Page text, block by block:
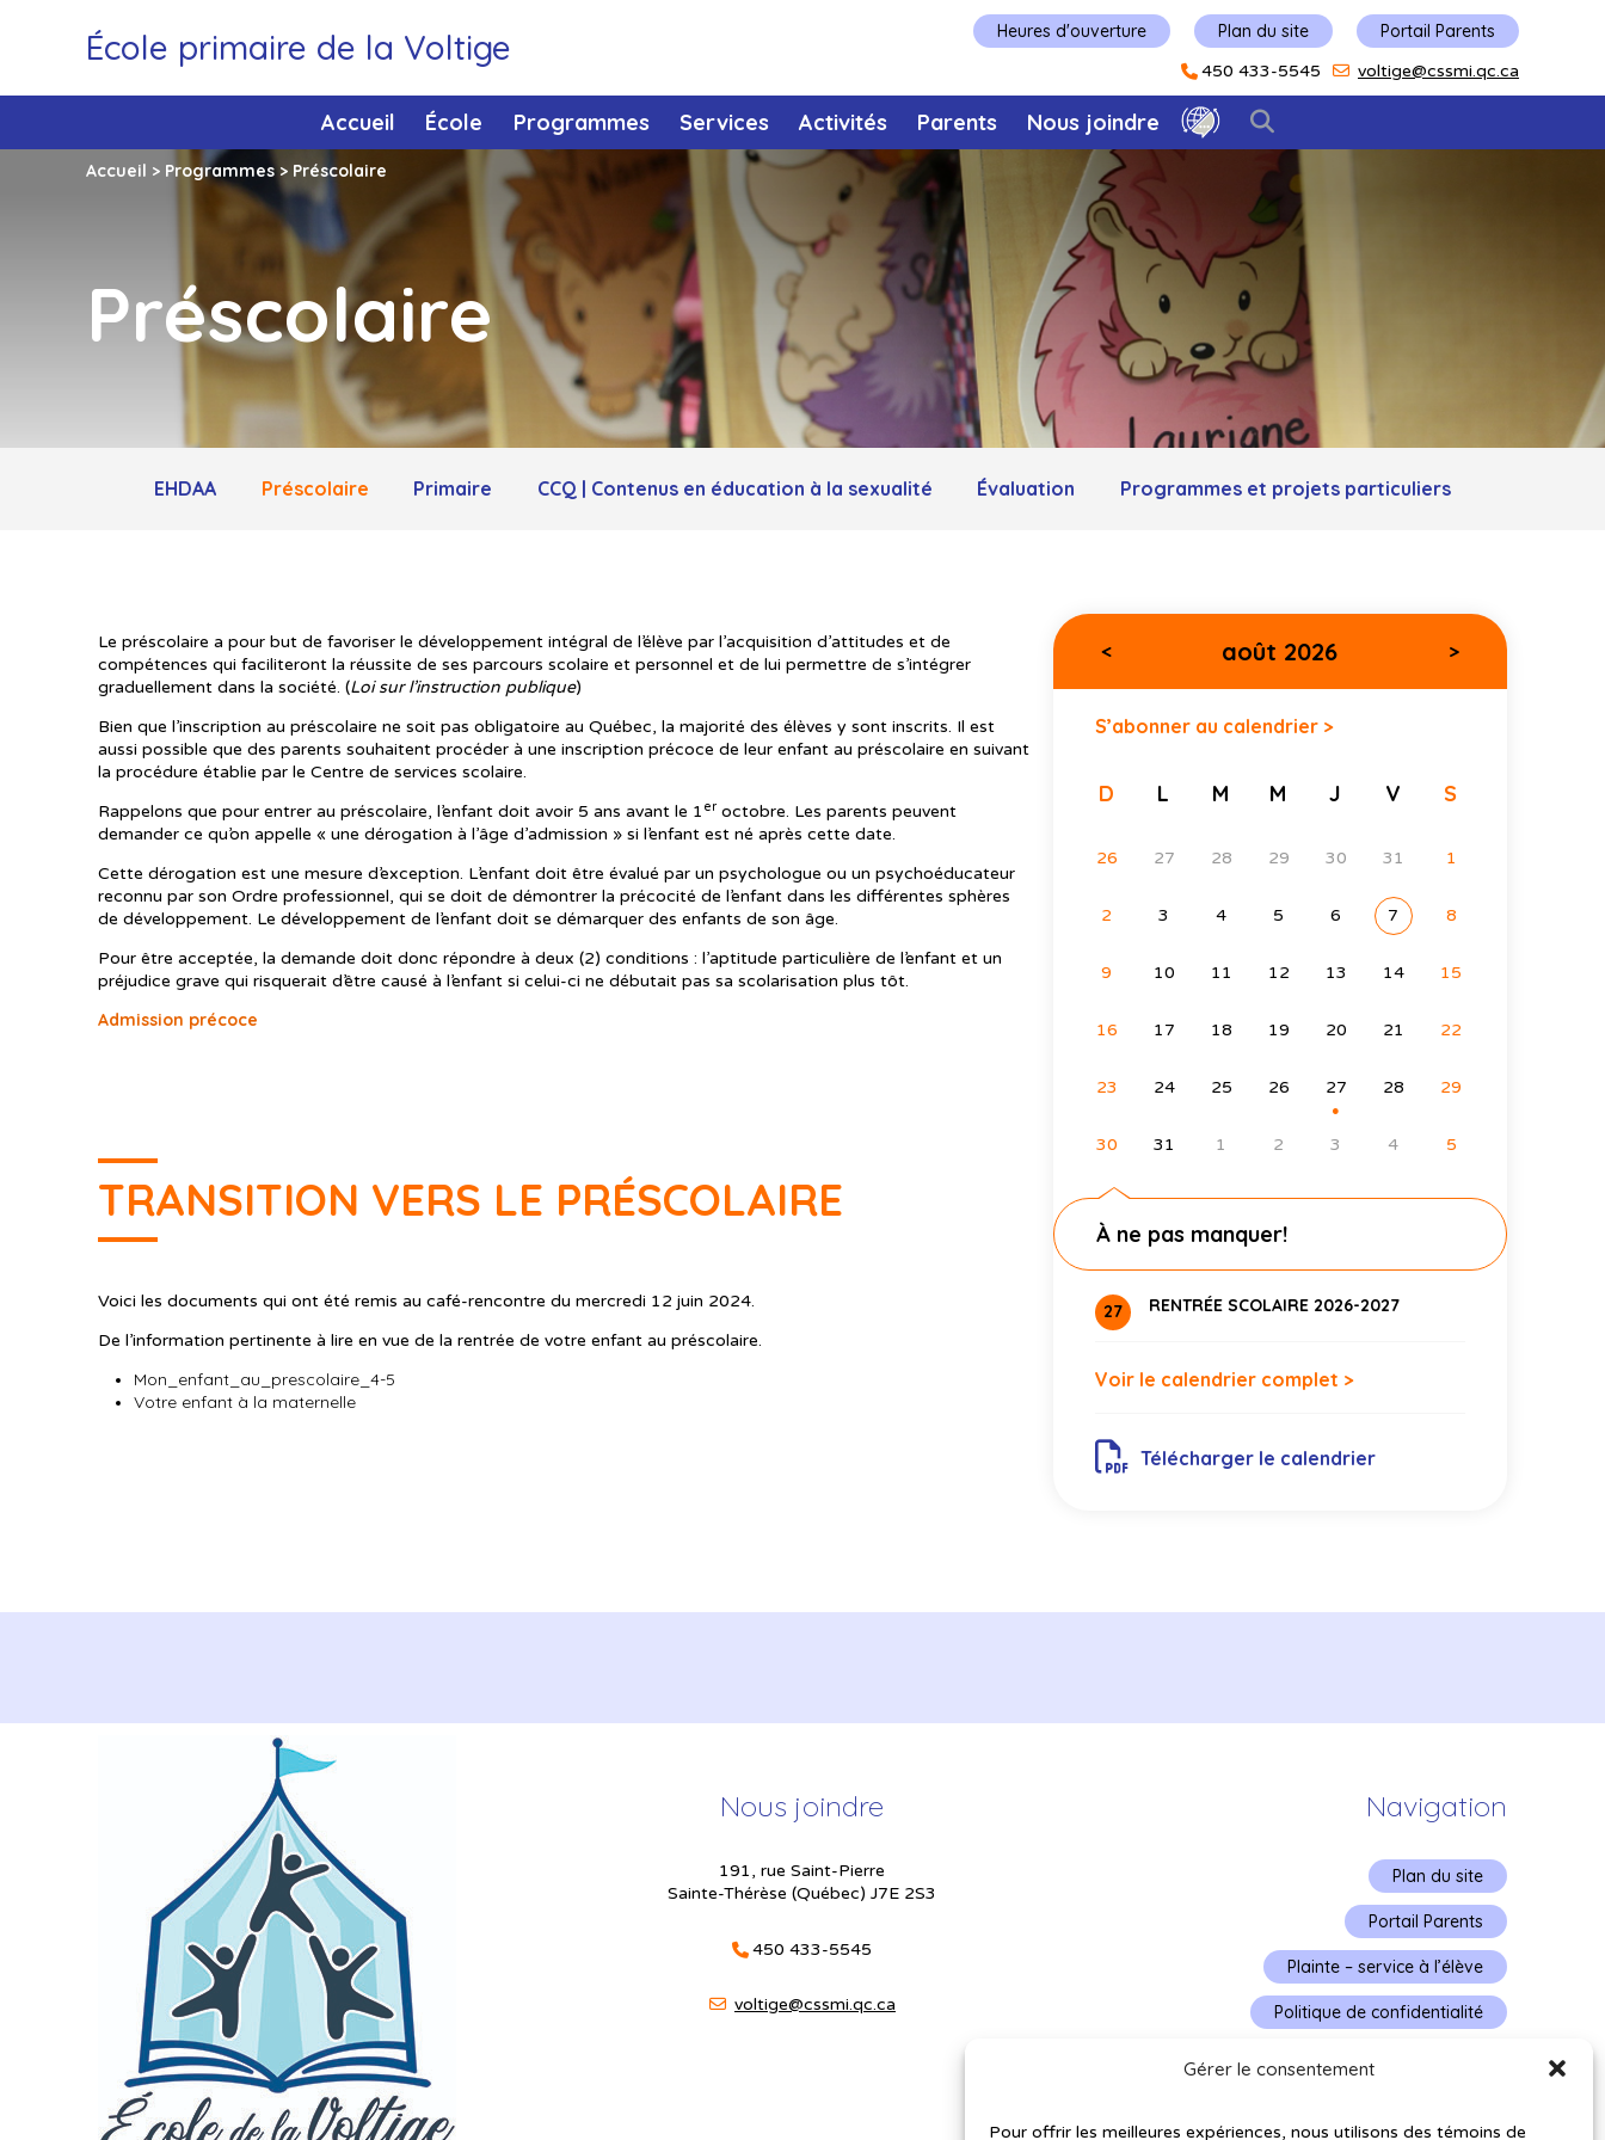
Gérer le consentement
Pour offrir les meilleures expériences, nous utilisons des témoins de
École primaire de la Voltige Plan du site Portail Parents
Heures d'ouverture
450 433-5545 voltige@cssmi.qc.ca
Accueil École Programmes Services Activités Parents Nous joindre
Accueil > Programmes > Préscolaire
Préscolaire
EHDAA Préscolaire Primaire CCQ | Contenus en éducation à la sexualité Évaluation Programmes et projets particuliers
Le préscolaire a pour but de favoriser le développement intégral de l’élève par l’acquisition d’attitudes et de
compétences qui faciliteront la réussite de ses parcours scolaire et personnel et de lui permettre de s’intégrer
graduellement dans la société. (Loi sur l’instruction publique)
Bien que l’inscription au préscolaire ne soit pas obligatoire au Québec, la majorité des élèves y sont inscrits. Il est
aussi possible que des parents souhaitent procéder à une inscription précoce de leur enfant au préscolaire en suivant
la procédure établie par le Centre de services scolaire.
Rappelons que pour entrer au préscolaire, l’enfant doit avoir 5 ans avant le 1 er octobre. Les parents peuvent
demander ce qu’on appelle « une dérogation à l’âge d’admission » si l’enfant est né après cette date.
Cette dérogation est une mesure d’exception. L’enfant doit être évalué par un psychologue ou un psychoéducateur
reconnu par son Ordre professionnel, qui se doit de démontrer la précocité de l’enfant dans les différentes sphères
de développement. Le développement de l’enfant doit se démarquer des enfants de son âge.
Pour être acceptée, la demande doit donc répondre à deux (2) conditions : l’aptitude particulière de l’enfant et un
préjudice grave qui risquerait d’être causé à l’enfant si celui-ci ne débutait pas sa scolarisation plus tôt.
Admission précoce
TRANSITION VERS LE PRÉSCOLAIRE
Voici les documents qui ont été remis au café-rencontre du mercredi 12 juin 2024.
De l’information pertinente à lire en vue de la rentrée de votre enfant au préscolaire.
Mon_enfant_au_prescolaire_4-5
Votre enfant à la maternelle
< août 2026 >
S’abonner au calendrier >
D L M M J V S
26 27 28 29 30 31 1
2 3 4 5 6 7 8
9 10 11 12 13 14 15
16 17 18 19 20 21 22
23 24 25 26 27
●
28 29
30 31 1 2 3 4 5
À ne pas manquer!
27 RENTRÉE SCOLAIRE 2026-2027
Voir le calendrier complet >
Télécharger le calendrier
Nous joindre
191, rue Saint-Pierre
Sainte-Thérèse (Québec) J7E 2S3
450 433-5545
voltige@cssmi.qc.ca
Navigation
Plan du site
Portail Parents
Plainte – service à l’élève
Politique de confidentialité